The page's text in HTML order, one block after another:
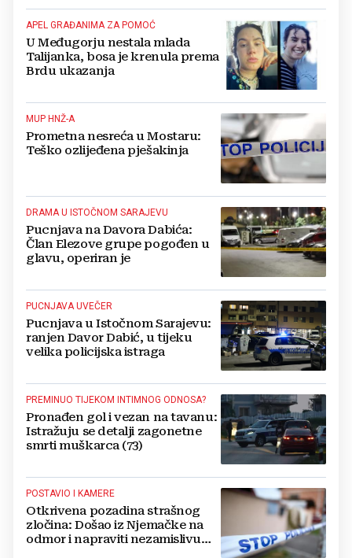
APEL GRAĐANIMA ZA POMOĆ
U Međugorju nestala mlada
Talijanka, bosa je krenula prema
Brdu ukazanja
MUP HNŽ-A
Prometna nesreća u Mostaru:
Teško ozlijeđena pješakinja
DRAMA U ISTOČNOM SARAJEVU
Pucnjava na Davora Dabića:
Član Elezove grupe pogođen u
glavu, operiran je
PUCNJAVA UVEČER
Pucnjava u Istočnom Sarajevu:
ranjen Davor Dabić, u tijeku
velika policijska istraga
PREMINUO TIJEKOM INTIMNOG ODNOSA?
Pronađen gol i vezan na tavanu:
Istražuju se detalji zagonetne
smrti muškarca (73)
POSTAVIO I KAMERE
Otkrivena pozadina strašnog
zločina: Došao iz Njemačke na
odmor i napraviti nezamislivu